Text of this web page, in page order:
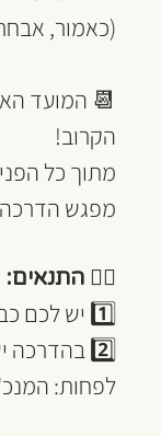
(כאמור,
📆 המועד
הקרוב!
מתוך כל
מפגש הדרכה
☝🏽 התנאים:
1️⃣ יש לכם כבר מאנדיי בארגון
2️⃣
לפחות: